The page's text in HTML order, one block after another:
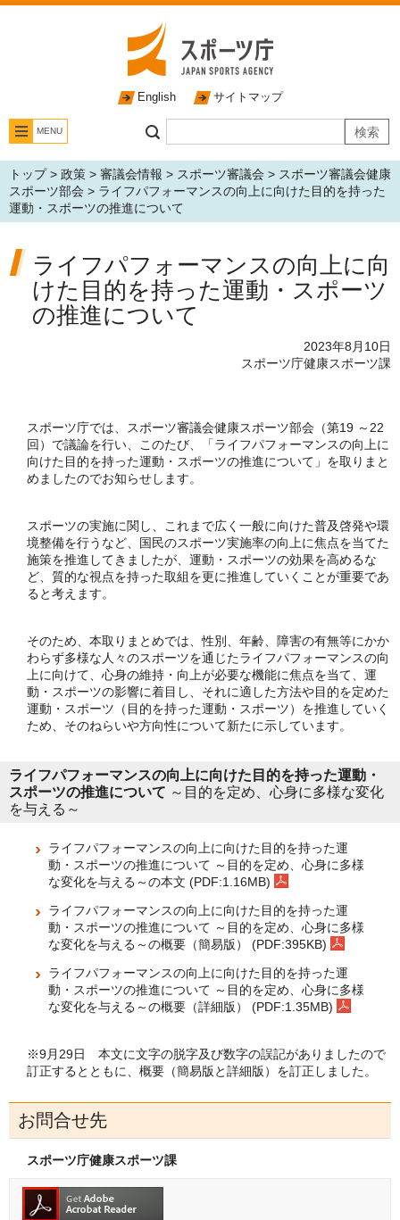
English サイトマップ
MENU
トップ> 政策 > 審議会情報 > スポーツ審議会 > スポーツ審議会健康
スポーツ部会 > ライフパフォーマンスの向上に向けた目的を持った
運動・スポーツの推進について
ライフパフォーマンスの向上に向
けた目的を持った運動・スポーツ
の推進について
2023年8月10日
スポーツ庁健康スポーツ課
スポーツ庁では、スポーツ審議会健康スポーツ部会（第19 ～22
回）で議論を行い、このたび、「ライフパフォーマンスの向上に
向けた目的を持った運動・スポーツの推進について」を取りまと
めましたのでお知らせします。
スポーツの実施に関し、これまで広く一般に向けた普及啓発や環
境整備を行うなど、国民のスポーツ実施率の向上に焦点を当てた
施策を推進してきましたが、運動・スポーツの効果を高めるな
ど、質的な視点を持った取組を更に推進していくことが重要であ
ると考えます。
そのため、本取りまとめでは、性別、年齢、障害の有無等にかか
わらず多様な人々のスポーツを通じたライフパフォーマンスの向
上に向けて、心身の維持・向上が必要な機能に焦点を当て、運
動・スポーツの影響に着目し、それに適した方法や目的を定めた
運動・スポーツ（目的を持った運動・スポーツ）を推進していく
ため、そのねらいや方向性について新たに示しています。
ライフパフォーマンスの向上に向けた目的を持った運動・
スポーツの推進について ～目的を定め、心身に多様な変化
を与える～
ライフパフォーマンスの向上に向けた目的を持った運
動・スポーツの推進について ～目的を定め、心身に多様
な変化を与える～の本文 (PDF:1.16MB)
ライフパフォーマンスの向上に向けた目的を持った運
動・スポーツの推進について ～目的を定め、心身に多様
な変化を与える～の概要（簡易版） (PDF:395KB)
ライフパフォーマンスの向上に向けた目的を持った運
動・スポーツの推進について ～目的を定め、心身に多様
な変化を与える～の概要（詳細版） (PDF:1.35MB)
※9月29日 本文に文字の脱字及び数字の誤記がありましたので
訂正するとともに、概要（簡易版と詳細版）を訂正しました。
お問合せ先
スポーツ庁健康スポーツ課